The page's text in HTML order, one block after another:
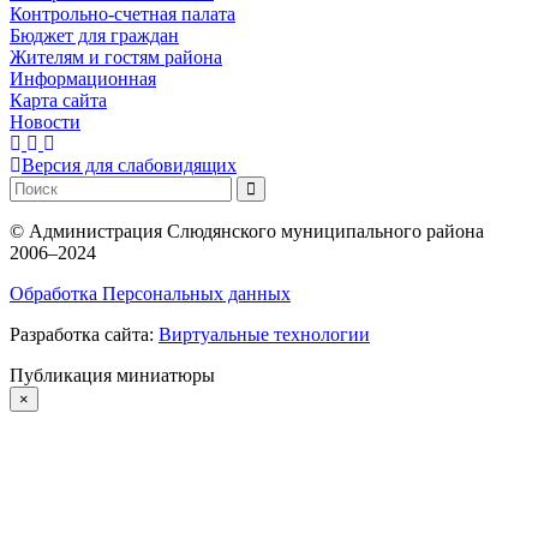
Контрольно-счетная палата
Бюджет для граждан
Жителям и гостям района
Информационная
Карта сайта
Новости
Версия для слабовидящих
© Администрация Слюдянского муниципального района
2006–2024
Обработка Персональных данных
Разработка сайта: Виртуальные технологии
Публикация миниатюры
×